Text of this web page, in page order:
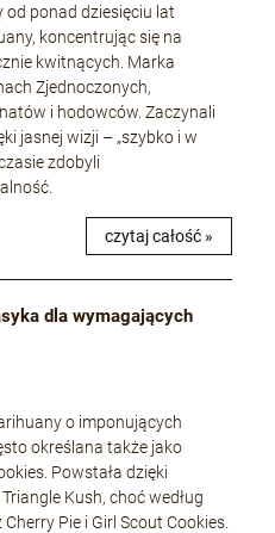
ponad dziesięciu lat
koncentrując się na
kwitnących. Marka
Zjednoczonych,
i hodowców. Zaczynali
jasnej wizji – „szybko i w
zdobyli
czytaj całość »
dla wymagających
o imponujących
określana także jako
Powstała dzięki
Kush, choć według
Pie i Girl Scout Cookies.